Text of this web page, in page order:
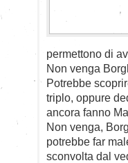
permettono di
Non venga
Potrebbe
triplo, oppure
ancora fanno
Non venga,
potrebbe far
sconvolta dal